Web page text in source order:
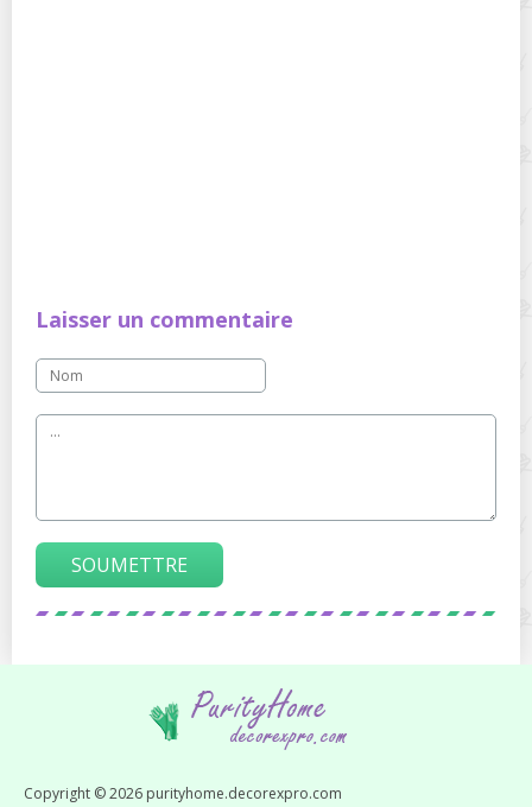
Laisser un commentaire
SOUMETTRE
Copyright © 2026 purityhome.decorexpro.com